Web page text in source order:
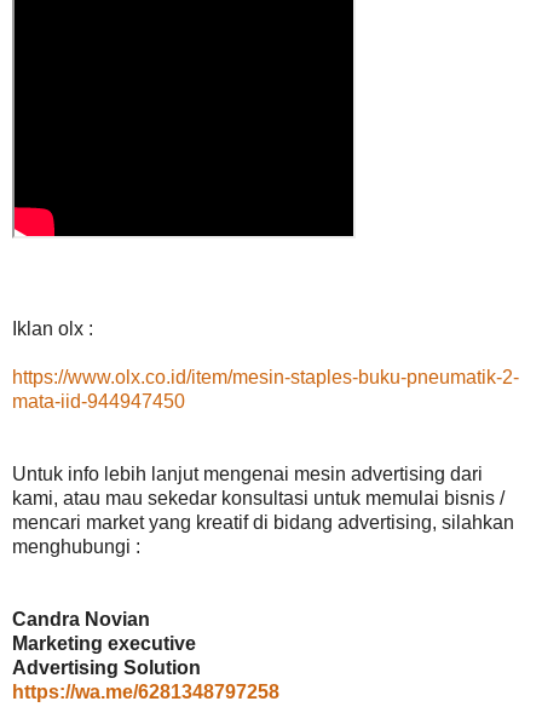
Iklan olx :
https://www.olx.co.id/item/mesin-staples-buku-pneumatik-2-
mata-iid-944947450
Untuk info lebih lanjut mengenai mesin advertising dari
kami, atau mau sekedar konsultasi untuk memulai bisnis /
mencari market yang kreatif di bidang advertising, silahkan
menghubungi :
Candra Novian
Marketing executive
Advertising Solution
https://wa.me/6281348797258